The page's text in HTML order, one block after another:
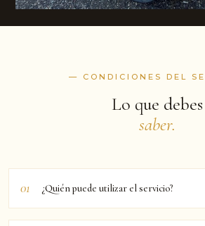
— CONDICIONES DEL
Lo que debes
saber.
01 ¿Quién puede utilizar el servicio?